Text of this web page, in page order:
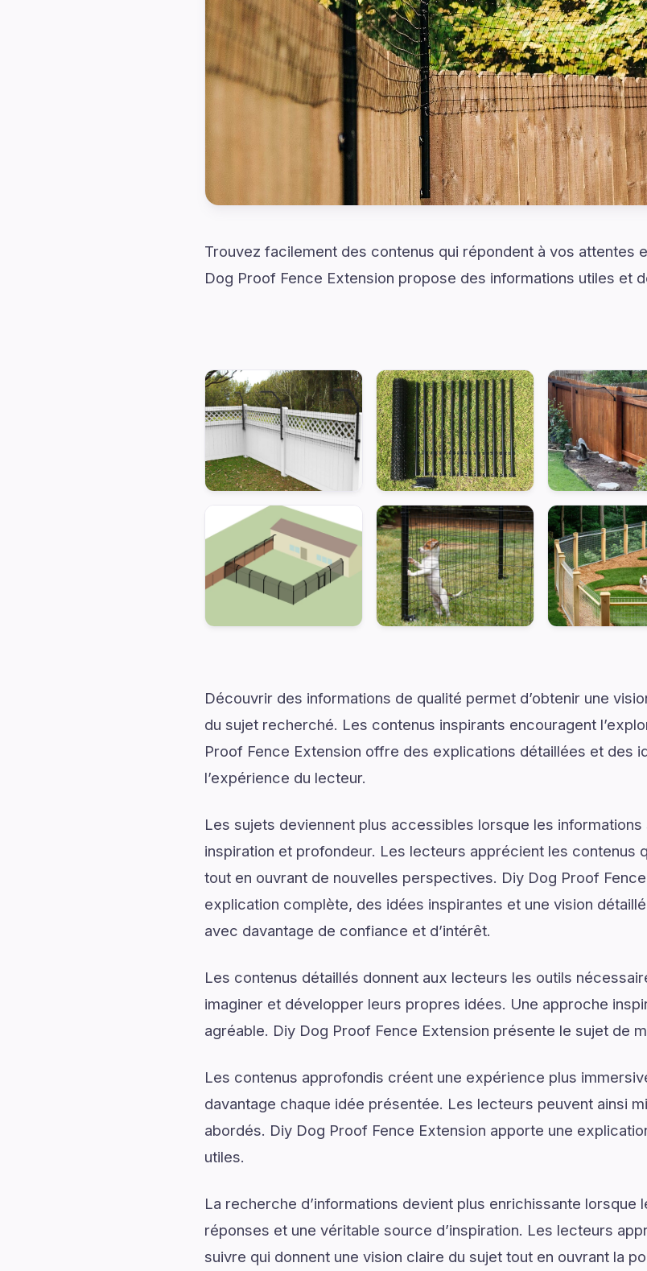
Trouvez facilement des contenus qui répondent à vos attentes
Dog Proof Fence Extension propose des informations utiles et
Découvrir des informations de qualité permet d’obtenir une
du sujet recherché. Les contenus inspirants encouragent
Proof Fence Extension offre des explications détaillées et des
l’expérience du lecteur.
Les sujets deviennent plus accessibles lorsque les
inspiration et profondeur. Les lecteurs apprécient les contenus
tout en ouvrant de nouvelles perspectives. Diy Dog Proof
explication complète, des idées inspirantes et une vision
avec davantage de confiance et d’intérêt.
Les contenus détaillés donnent aux lecteurs les outils
imaginer et développer leurs propres idées. Une approche
agréable. Diy Dog Proof Fence Extension présente le sujet de
Les contenus approfondis créent une expérience plus
davantage chaque idée présentée. Les lecteurs peuvent ainsi
abordés. Diy Dog Proof Fence Extension apporte une
utiles.
La recherche d’informations devient plus enrichissante lorsque
réponses et une véritable source d’inspiration. Les lecteurs
suivre qui donnent une vision claire du sujet tout en ouvrant la